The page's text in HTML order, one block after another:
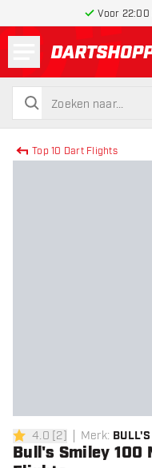
Voor
terug
zoeken
zoeken
Top 10 Dart Flights
4 score sterren
4.0 [2] Merk: BULL'S
Bull's Smiley 100